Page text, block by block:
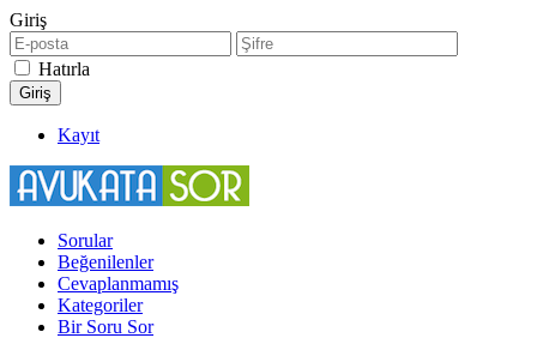
Giriş
Hatırla
Kayıt
Sorular
Beğenilenler
Cevaplanmamış
Kategoriler
Bir Soru Sor